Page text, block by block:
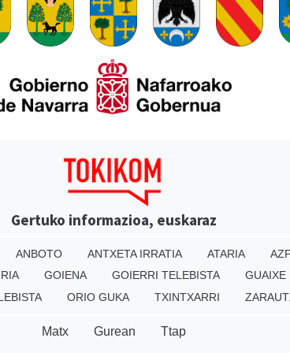
Gertuko informazioa, euskaraz
ANBOTO ANTXETA IRRATIA ATARIA
GOIENA GOIERRI TELEBISTA
GUAIXE
ORIO GUKA TXINTXARRI
Matx Gurean Ttap